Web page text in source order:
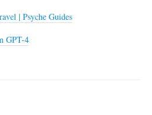
| Psyche Guides
GPT-4